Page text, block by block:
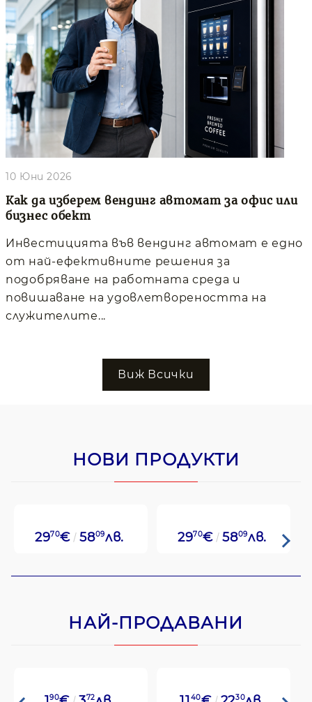
Как да изберем вендинг автомат за офис или
бизнес обект
10 Юни 2026
Инвестицията във вендинг автомат е едно
от най-ефективните решения за
подобряване на работната среда и
повишаване на удовлетвореността на
служителите...
Виж Всички
НОВИ ПРОДУКТИ
2970€ 5809лв. 2970€ 5809лв.
НАЙ-ПРОДАВАНИ
90 72 40 30